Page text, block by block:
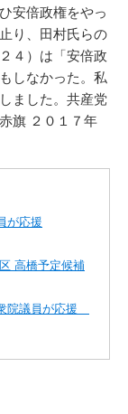
安倍政権をやっ
り、田村氏らの
４）は「安倍政
しなかった。私
ました。共産党
旗 ２０１７年
が応援
高橋予定候補
院議員が応援